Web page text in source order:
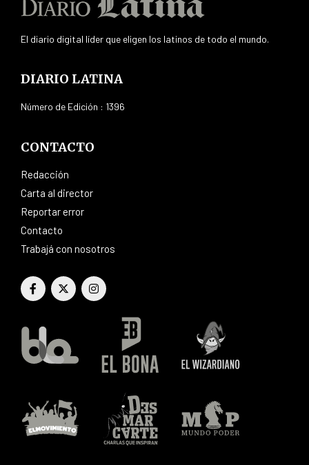
El diario digital líder que eligen los latinos de todo el mundo.
DIARIO LATINA
Número de Edición : 1396
CONTACTO
Redacción
Carta al director
Reportar error
Contacto
Trabajá con nosotros